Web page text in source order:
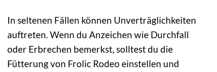
In seltenen Fällen können Unverträglichkeiten
auftreten. Wenn du Anzeichen wie Durchfall
oder Erbrechen bemerkst, solltest du die
Fütterung von Frolic Rodeo einstellen und